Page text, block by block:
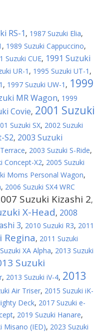
RS-1 , 1987 Suzuki Elia,
, 1989 Suzuki Cappuccino,
Suzuki CUE, 1991 Suzuki
UR-1 , 1995 Suzuki UT-1 ,
, 1997 Suzuki UW-1 , 1999
MR Wagon, 1999
Covie, 2001 Suzuki
Suzuki SX, 2002 Suzuki
S2, 2003 Suzuki
, 2003 Suzuki S-Ride,
Concept-X2, 2005 Suzuki
Moms Personal Wagon,
, 2006 Suzuki SX4 WRC
Suzuki Kizashi 2,
X-Head, 2008
3, 2010 Suzuki R3, 2011
Regina, 2011 Suzuki
XA Alpha, 2013 Suzuki
Suzuki
, 2013 Suzuki iV-4, 2013
Air Triser, 2015 Suzuki iK-
Deck, 2017 Suzuki e-
, 2019 Suzuki Hanare,
Misano (IED), 2023 Suzuki